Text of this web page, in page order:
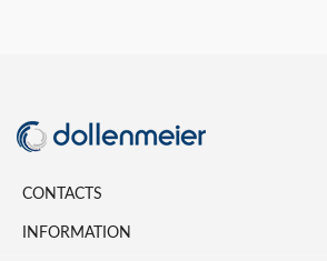
CONTACTS
INFORMATION